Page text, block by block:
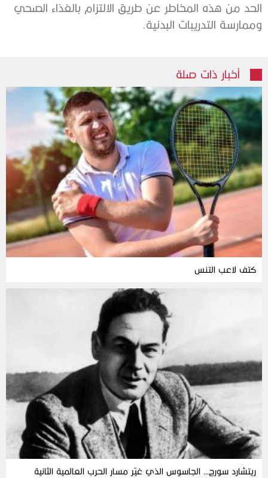
الحد من هذه المخاطر عن طريق الالتزام بالغذاء الصحي
وممارسة التدريبات البدنية.
أخبار ذات صلة
كتف لاعب التنس
ريتشارد سورج… الجاسوس الذي غيّر مسار الحرب العالمية الثانية